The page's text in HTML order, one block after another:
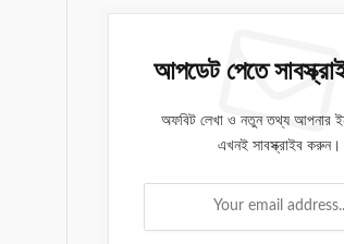
আপডেট পেতে
অফবিট লেখা ও নতুন তথ্য আপনার
এখনই সাবস্ক্রাইব করুন।